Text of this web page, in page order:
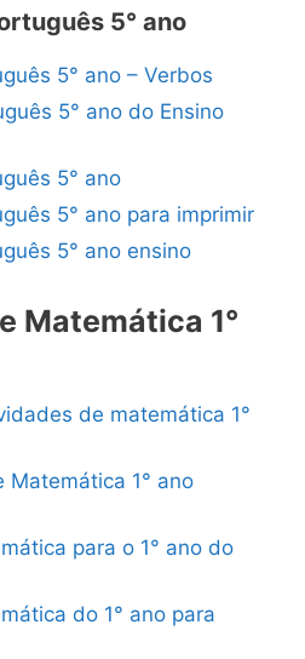
5° ano
5° ano – Verbos
5° ano do Ensino
5° ano
5° ano para imprimir
5° ano ensino
Matemática 1°
de matemática 1°
Matemática 1° ano
para o 1° ano do
do 1° ano para